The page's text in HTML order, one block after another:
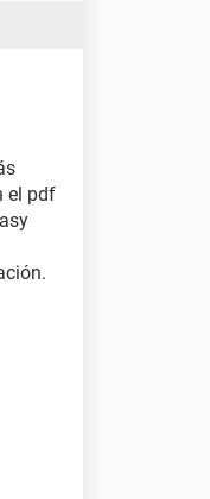
el pdf